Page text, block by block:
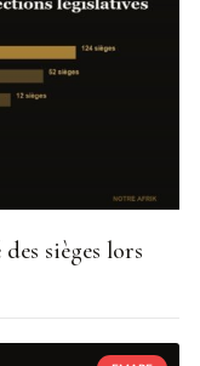
sièges lors